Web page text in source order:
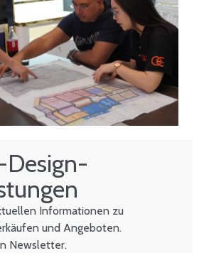
Informationen zu
und Angeboten.
Newsletter.